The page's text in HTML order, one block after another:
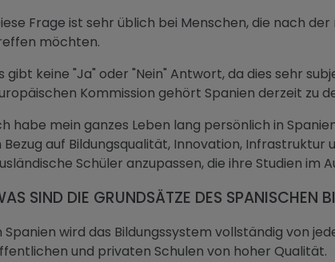
Frage ist sehr üblich bei Menschen, die nach
möchten.
gibt keine "Ja" oder "Nein" Antwort, da dies sehr
Kommission gehört Spanien derzeit zu
habe mein ganzes Leben lang persönlich in
Bezug auf Bildungsqualität, Innovation,
Schüler anzupassen, die ihre Studien im
SIND DIE GRUNDSÄTZE DES SPANISCHEN
Spanien wird das Bildungssystem vollständig von
und privaten Schulen von hoher Qualität.